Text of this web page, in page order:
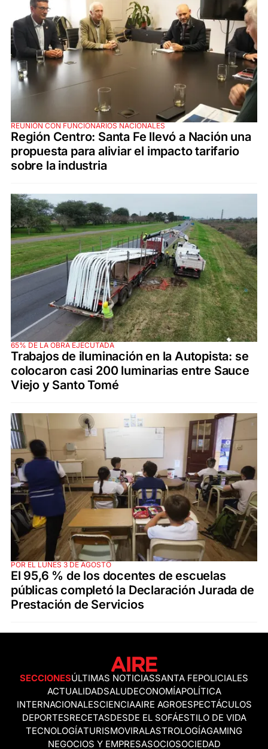
REUNIÓN CON FUNCIONARIOS NACIONALES
Región Centro: Santa Fe llevó a Nación una
propuesta para aliviar el impacto tarifario
sobre la industria
65% DE LA OBRA EJECUTADA
Trabajos de iluminación en la Autopista: se
colocaron casi 200 luminarias entre Sauce
Viejo y Santo Tomé
POR EL LUNES 3 DE AGOSTO
El 95,6 % de los docentes de escuelas
públicas completó la Declaración Jurada de
Prestación de Servicios
SECCIONESÚLTIMAS NOTICIASSANTA FEPOLICIALES
ACTUALIDADSALUDECONOMÍAPOLÍTICA
INTERNACIONALESCIENCIAAIRE AGROESPECTÁCULOS
DEPORTESRECETASDESDE EL SOFÁESTILO DE VIDA
TECNOLOGÍATURISMOVIRALASTROLOGÍAGAMING
NEGOCIOS Y EMPRESASOCIOSOCIEDAD